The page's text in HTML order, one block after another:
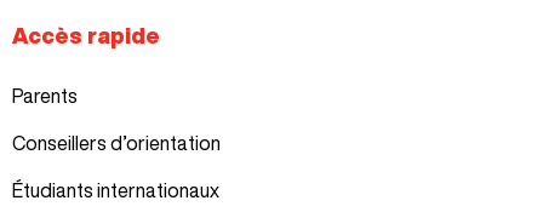
Accès rapide
Parents
Conseillers d’orientation
Étudiants internationaux